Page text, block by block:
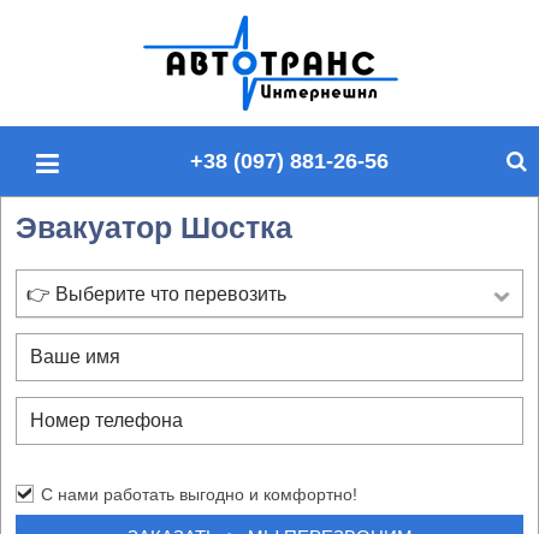
п
й
у
+38 (097) 881-26-56
Эвакуатор Шостка
👉 Выберите что перевозить
С нами работать выгодно и комфортно!